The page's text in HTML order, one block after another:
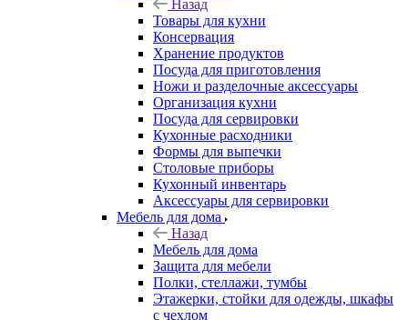
Назад
Товары для кухни
Консервация
Хранение продуктов
Посуда для приготовления
Ножи и разделочные аксессуары
Организация кухни
Посуда для сервировки
Кухонные расходники
Формы для выпечки
Столовые приборы
Кухонный инвентарь
Аксессуары для сервировки
Мебель для дома
Назад
Мебель для дома
Защита для мебели
Полки, стеллажи, тумбы
Этажерки, стойки для одежды, шкафы
с чехлом